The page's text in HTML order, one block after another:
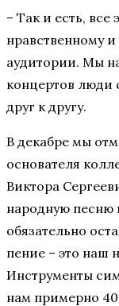
– Так и есть, все
нравственному
аудитории. Мы
концертов люди
друг к другу.
В декабре мы
основателя
Виктора
народную песню
обязательно
пение – это наш
Инструменты
нам примерно